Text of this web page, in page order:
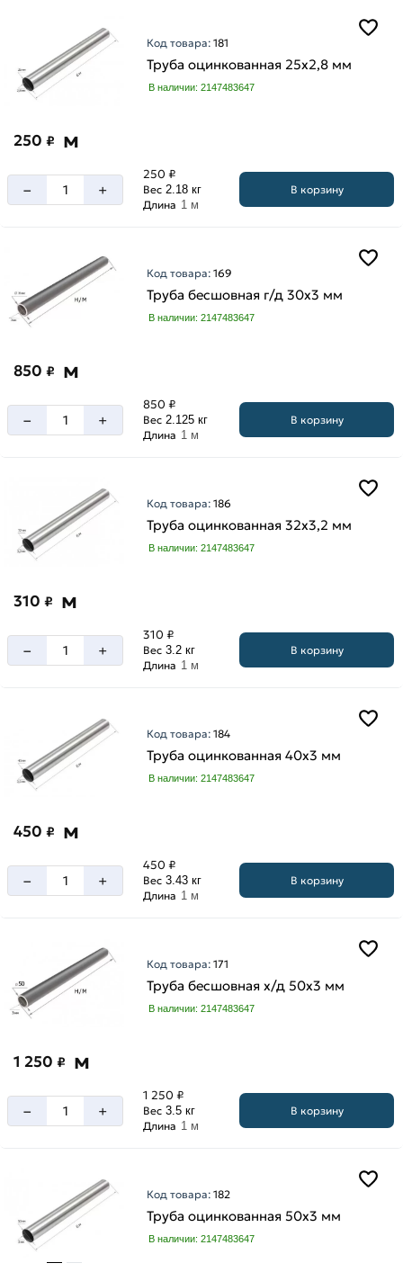
Код товара:181
Труба оцинкованная 25х2,8 мм
В наличии: 2147483647
250 ₽ м
– +
250 ₽
Вес 2.18 кг
Длина 1 м
В корзину
Код товара:169
Труба бесшовная г/д 30х3 мм
В наличии: 2147483647
850 ₽ м
– +
850 ₽
Вес 2.125 кг
Длина 1 м
В корзину
Код товара:186
Труба оцинкованная 32х3,2 мм
В наличии: 2147483647
310 ₽ м
– +
310 ₽
Вес 3.2 кг
Длина 1 м
В корзину
Код товара:184
Труба оцинкованная 40х3 мм
В наличии: 2147483647
450 ₽ м
– +
450 ₽
Вес 3.43 кг
Длина 1 м
В корзину
Код товара:171
Труба бесшовная х/д 50х3 мм
В наличии: 2147483647
1 250 ₽ м
– +
1 250 ₽
Вес 3.5 кг
Длина 1 м
В корзину
Код товара:182
Труба оцинкованная 50х3 мм
В наличии: 2147483647